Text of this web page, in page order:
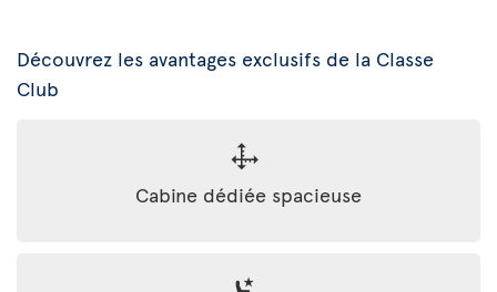
Découvrez les avantages exclusifs de la Classe
Club
Cabine dédiée spacieuse